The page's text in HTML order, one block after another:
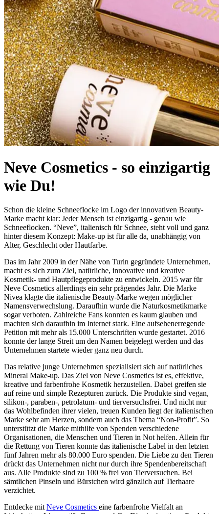
Neve Cosmetics - so einzigartig
wie Du!
Schon die kleine Schneeflocke im Logo der innovativen Beauty-
Marke macht klar: Jeder Mensch ist einzigartig - genau wie
Schneeflocken. “Neve”, italienisch für Schnee, steht voll und ganz
hinter diesem Konzept: Make-up ist für alle da, unabhängig von
Alter, Geschlecht oder Hautfarbe.
Das im Jahr 2009 in der Nähe von Turin gegründete Unternehmen,
macht es sich zum Ziel, natürliche, innovative und kreative
Kosmetik- und Hautpflegeprodukte zu entwickeln. 2015 war für
Neve Cosmetics allerdings ein sehr prägendes Jahr. Die Marke
Nivea klagte die italienische Beauty-Marke wegen möglicher
Namensverwechslung. Daraufhin wurde die Naturkosmetikmarke
sogar verboten. Zahlreiche Fans konnten es kaum glauben und
machten sich daraufhin im Internet stark. Eine aufsehenerregende
Petition mit mehr als 15.000 Unterschriften wurde gestartet. 2016
konnte der lange Streit um den Namen beigelegt werden und das
Unternehmen startete wieder ganz neu durch.
Das relative junge Unternehmen spezialisiert sich auf natürliches
Mineral Make-up. Das Ziel von Neve Cosmetics ist es, effektive,
kreative und farbenfrohe Kosmetik herzustellen. Dabei greifen sie
auf reine und simple Rezepturen zurück. Die Produkte sind vegan,
silikon-, paraben-, petrolatum- und tierversuchsfrei. Und nicht nur
das Wohlbefinden ihrer vielen, treuen Kunden liegt der italienischen
Marke sehr am Herzen, sondern auch das Thema “Non-Profit”. So
unterstützt die Marke mithilfe von Spenden verschiedene
Organisationen, die Menschen und Tieren in Not helfen. Allein für
die Rettung von Tieren konnte das italienische Label in den letzten
fünf Jahren mehr als 80.000 Euro spenden. Die Liebe zu den Tieren
drückt das Unternehmen nicht nur durch ihre Spendenbereitschaft
aus. Alle Produkte sind zu 100 % frei von Tierversuchen. Bei
sämtlichen Pinseln und Bürstchen wird gänzlich auf Tierhaare
verzichtet.
Entdecke mit Neve Cosmetics eine farbenfrohe Vielfalt an